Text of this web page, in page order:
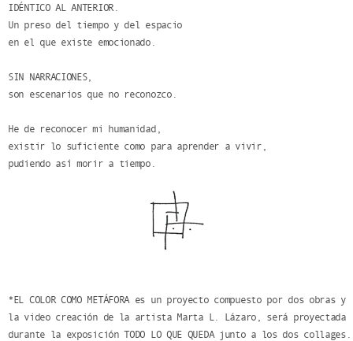
IDÉNTICO AL ANTERIOR.
Un preso del tiempo y del espacio
en el que existe emocionado.
SIN NARRACIONES,
son escenarios que no reconozco.
He de reconocer mi humanidad,
existir lo suficiente como para aprender a vivir,
pudiendo así morir a tiempo.
*EL COLOR COMO METÁFORA es un proyecto compuesto por dos obras y
la video creación de la artista Marta L. Lázaro, será proyectada
durante la exposición TODO LO QUE QUEDA junto a los dos collages.